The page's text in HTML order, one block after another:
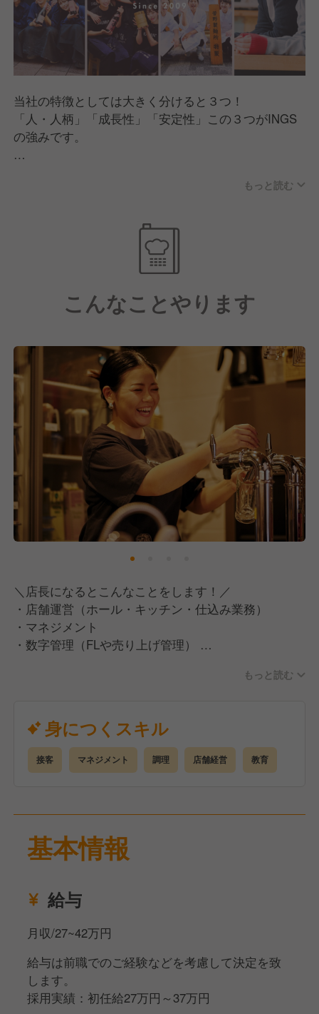
当社の特徴としては大きく分けると３つ！
「人・人柄」「成長性」「安定性」この３つがINGS
の強みです。
あだ名や下の名前で呼び合う文化があります！
だからこそ悩んだりした際は相談しやすいのもINGS
「成長性」としては毎年出店があるためキャリアアッ
新卒で入社した方も２年経たずして店長になっていた
り、
25歳でマネージャーになっている社員もいます！
「安定性」としては2024年9月に東証グロース市場に
上場し、
会社としても安定しています。
安定した会社基盤の中でキャリアアップしていきたい
ぜひご応募お待ちしております！
また、当社は「自分のために働く。」ことを大切にし
ＩＮＧＳで働くなら、仕事を通じて幸せになってほし
い。
ＩＮＧＳでの仕事は、自分以外の沢山の人も幸せにで
きる。
最高の笑顔で接客したら相手も笑顔になる。
あなたがいるお店が好きだから来てくださるお客様が
いる。
く。
だからこそ、ＩＮＧＳは自分のために本気になれる人
もっと読む
こんなことやります
＼店長になるとこんなことをします！／
・店舗運営（ホール・キッチン・仕込み業務）
・マネジメント
・数字管理（FLや売り上げ管理）
などなど！
新店が年間10店舗以上オープンしているため
新店舗の立ち上げに携わるチャンスも多いです！◎
入社後、同期とともに代表や部長も参加する懇親会を
行っています！
できます◎
もっと読む
身につくスキル
接客 マネジメント 調理 店舗経営 教育
基本情報
給与
月収/27~42万円
給与は前職でのご経験などを考慮して決定を致
します。
採用実績：初任給27万円～37万円